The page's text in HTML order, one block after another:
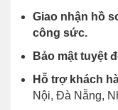
Giao nhận hồ
công sức.
Bảo mật tuyệt
Hỗ trợ khách
Nội, Đà Nẵng,